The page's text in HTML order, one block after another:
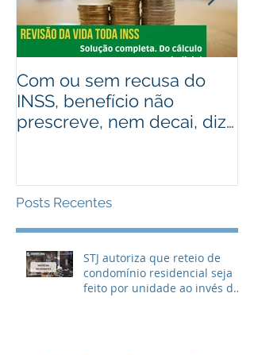
Com ou sem recusa do
INSS, benefício não
prescreve, nem decai, diz
Posts Recentes
STJ autoriza que reteio de
condomínio residencial seja
feito por unidade ao invés de